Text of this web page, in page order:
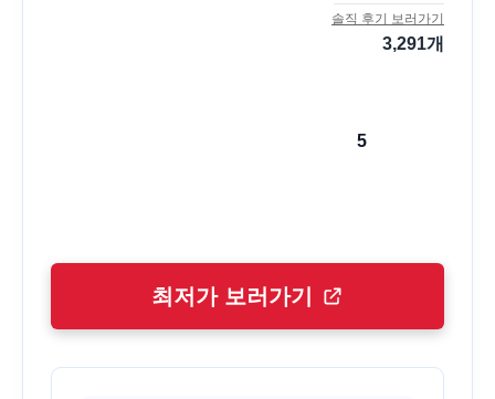
솔직 후기 보러가기
3,291개
5
최저가 보러가기